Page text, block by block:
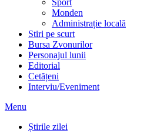
Sport
Monden
Administrație locală
Stiri pe scurt
Bursa Zvonurilor
Personajul lunii
Editorial
Cetățeni
Interviu/Eveniment
Menu
Știrile zilei